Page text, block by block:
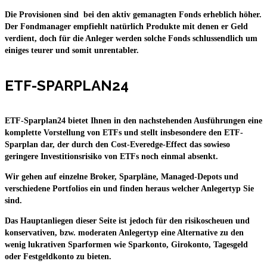
Die Provisionen sind bei den aktiv gemanagten Fonds erheblich höher.
Der Fondmanager empfiehlt natürlich Produkte mit denen er Geld
verdient, doch für die Anleger werden solche Fonds schlussendlich um
einiges teurer und somit unrentabler.
ETF-SPARPLAN24
ETF-Sparplan24 bietet Ihnen in den nachstehenden Ausführungen eine
komplette Vorstellung von ETFs und stellt insbesondere den ETF-
Sparplan dar, der durch den Cost-Everedge-Effect das sowieso
geringere Investitionsrisiko von ETFs noch einmal absenkt.
Wir gehen auf einzelne Broker, Sparpläne, Managed-Depots und
verschiedene Portfolios ein und finden heraus welcher Anlegertyp Sie
sind.
Das Hauptanliegen dieser Seite ist jedoch für den risikoscheuen und
konservativen, bzw. moderaten Anlegertyp eine Alternative zu den
wenig lukrativen Sparformen wie Sparkonto, Girokonto, Tagesgeld
oder Festgeldkonto zu bieten.